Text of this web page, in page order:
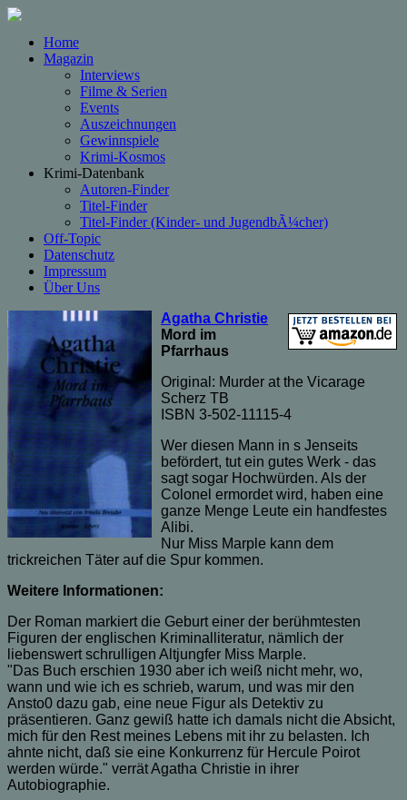
Home
Magazin
Interviews
Filme & Serien
Events
Auszeichnungen
Gewinnspiele
Krimi-Kosmos
Krimi-Datenbank
Autoren-Finder
Titel-Finder
Titel-Finder (Kinder- und JugendbÃ¼cher)
Off-Topic
Datenschutz
Impressum
Über Uns
Agatha Christie
Mord im
Pfarrhaus
Original: Murder at the Vicarage
Scherz TB
ISBN 3-502-11115-4
Wer diesen Mann in s Jenseits
befördert, tut ein gutes Werk - das
sagt sogar Hochwürden. Als der
Colonel ermordet wird, haben eine
ganze Menge Leute ein handfestes
Alibi.
Nur Miss Marple kann dem
trickreichen Täter auf die Spur kommen.
Weitere Informationen:
Der Roman markiert die Geburt einer der berühmtesten
Figuren der englischen Kriminalliteratur, nämlich der
liebenswert schrulligen Altjungfer Miss Marple.
"Das Buch erschien 1930 aber ich weiß nicht mehr, wo,
wann und wie ich es schrieb, warum, und was mir den
Ansto0 dazu gab, eine neue Figur als Detektiv zu
präsentieren. Ganz gewiß hatte ich damals nicht die Absicht,
mich für den Rest meines Lebens mit ihr zu belasten. Ich
ahnte nicht, daß sie eine Konkurrenz für Hercule Poirot
werden würde." verrät Agatha Christie in ihrer
Autobiographie.